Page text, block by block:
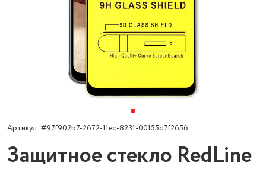
Артикул: #97f902b7-2672-11ec-8231-00155d7f2656
Защитное стекло RedLine